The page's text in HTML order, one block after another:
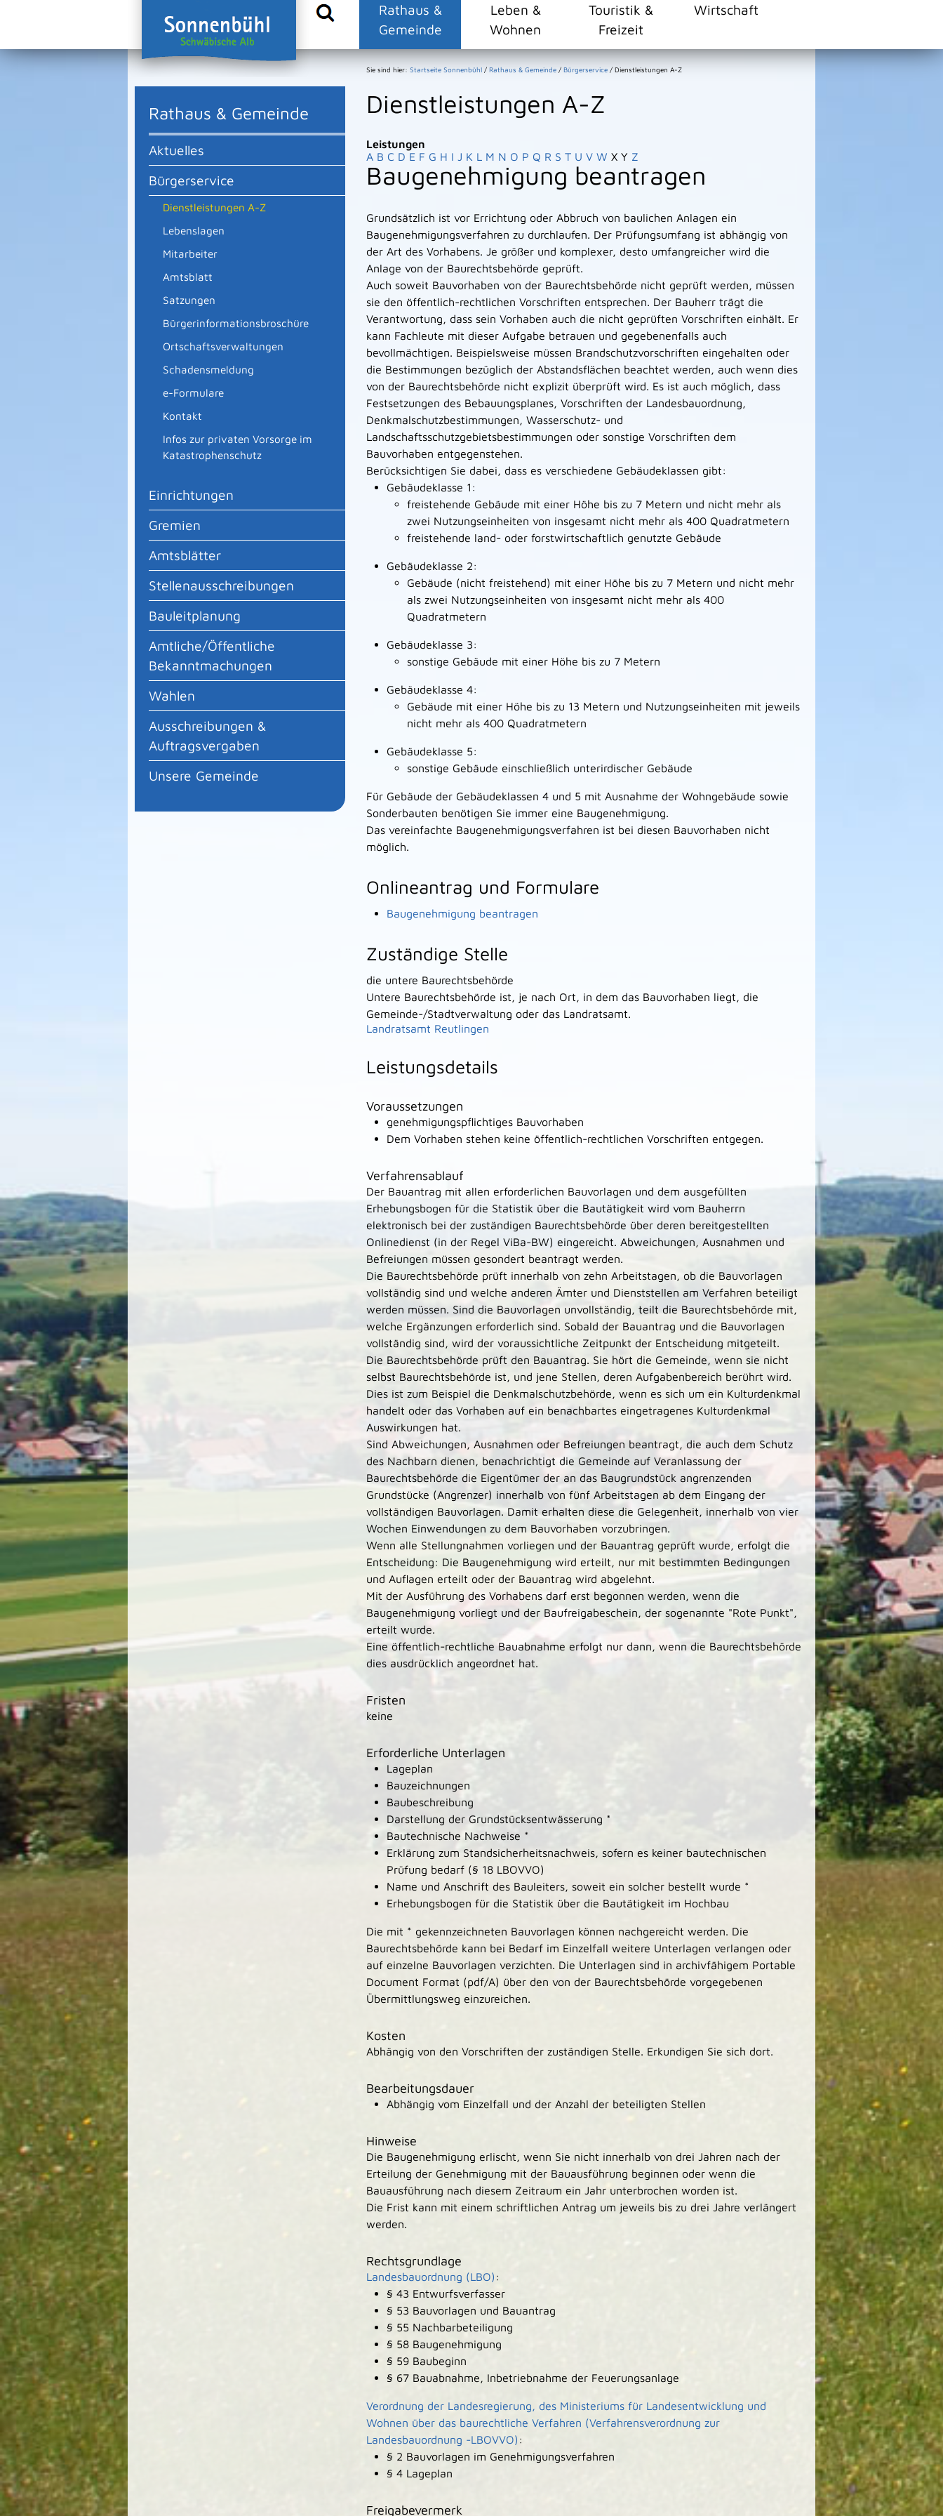
Rathaus &
Gemeinde
Leben &
Wohnen
Touristik &
Freizeit
Wirtschaft
Rathaus & Gemeinde
Aktuelles
Bürgerservice
Dienstleistungen A-Z
Lebenslagen
Mitarbeiter
Amtsblatt
Satzungen
Bürgerinformationsbroschüre
Ortschaftsverwaltungen
Schadensmeldung
e-Formulare
Kontakt
Infos zur privaten Vorsorge im
Katastrophenschutz
Einrichtungen
Gremien
Amtsblätter
Stellenausschreibungen
Bauleitplanung
Amtliche/Öffentliche
Bekanntmachungen
Wahlen
Ausschreibungen &
Auftragsvergaben
Unsere Gemeinde
Sie sind hier: Startseite Sonnenbühl / Rathaus & Gemeinde / Bürgerservice / Dienstleistungen A-Z
Dienstleistungen A-Z
Leistungen
A B C D E F G H I J K L M N O P Q R S T U V W X Y Z
Baugenehmigung beantragen
Grundsätzlich ist vor Errichtung oder Abbruch von baulichen Anlagen ein
Baugenehmigungsverfahren zu durchlaufen. Der Prüfungsumfang ist abhängig von
der Art des Vorhabens. Je größer und komplexer, desto umfangreicher wird die
Anlage von der Baurechtsbehörde geprüft.
Auch soweit Bauvorhaben von der Baurechtsbehörde nicht geprüft werden, müssen
sie den öffentlich-rechtlichen Vorschriften entsprechen. Der Bauherr trägt die
Verantwortung, dass sein Vorhaben auch die nicht geprüften Vorschriften einhält. Er
kann Fachleute mit dieser Aufgabe betrauen und gegebenenfalls auch
bevollmächtigen. Beispielsweise müssen Brandschutzvorschriften eingehalten oder
die Bestimmungen bezüglich der Abstandsflächen beachtet werden, auch wenn dies
von der Baurechtsbehörde nicht explizit überprüft wird. Es ist auch möglich, dass
Festsetzungen des Bebauungsplanes, Vorschriften der Landesbauordnung,
Denkmalschutzbestimmungen, Wasserschutz- und
Landschaftsschutzgebietsbestimmungen oder sonstige Vorschriften dem
Bauvorhaben entgegenstehen.
Berücksichtigen Sie dabei, dass es verschiedene Gebäudeklassen gibt:
Gebäudeklasse 1:
freistehende Gebäude mit einer Höhe bis zu 7 Metern und nicht mehr als
zwei Nutzungseinheiten von insgesamt nicht mehr als 400 Quadratmetern
freistehende land- oder forstwirtschaftlich genutzte Gebäude
Gebäudeklasse 2:
Gebäude (nicht freistehend) mit einer Höhe bis zu 7 Metern und nicht mehr
als zwei Nutzungseinheiten von insgesamt nicht mehr als 400
Quadratmetern
Gebäudeklasse 3:
sonstige Gebäude mit einer Höhe bis zu 7 Metern
Gebäudeklasse 4:
Gebäude mit einer Höhe bis zu 13 Metern und Nutzungseinheiten mit jeweils
nicht mehr als 400 Quadratmetern
Gebäudeklasse 5:
sonstige Gebäude einschließlich unterirdischer Gebäude
Für Gebäude der Gebäudeklassen 4 und 5 mit Ausnahme der Wohngebäude sowie
Sonderbauten benötigen Sie immer eine Baugenehmigung.
Das vereinfachte Baugenehmigungsverfahren ist bei diesen Bauvorhaben nicht
möglich.
Onlineantrag und Formulare
Baugenehmigung beantragen
Zuständige Stelle
die untere Baurechtsbehörde
Untere Baurechtsbehörde ist, je nach Ort, in dem das Bauvorhaben liegt, die
Gemeinde-/Stadtverwaltung oder das Landratsamt.
Landratsamt Reutlingen
Leistungsdetails
Voraussetzungen
genehmigungspflichtiges Bauvorhaben
Dem Vorhaben stehen keine öffentlich-rechtlichen Vorschriften entgegen.
Verfahrensablauf
Der Bauantrag mit allen erforderlichen Bauvorlagen und dem ausgefüllten
Erhebungsbogen für die Statistik über die Bautätigkeit wird vom Bauherrn
elektronisch bei der zuständigen Baurechtsbehörde über deren bereitgestellten
Onlinedienst (in der Regel ViBa-BW) eingereicht. Abweichungen, Ausnahmen und
Befreiungen müssen gesondert beantragt werden.
Die Baurechtsbehörde prüft innerhalb von zehn Arbeitstagen, ob die Bauvorlagen
vollständig sind und welche anderen Ämter und Dienststellen am Verfahren beteiligt
werden müssen. Sind die Bauvorlagen unvollständig, teilt die Baurechtsbehörde mit,
welche Ergänzungen erforderlich sind. Sobald der Bauantrag und die Bauvorlagen
vollständig sind, wird der voraussichtliche Zeitpunkt der Entscheidung mitgeteilt.
Die Baurechtsbehörde prüft den Bauantrag. Sie hört die Gemeinde, wenn sie nicht
selbst Baurechtsbehörde ist, und jene Stellen, deren Aufgabenbereich berührt wird.
Dies ist zum Beispiel die Denkmalschutzbehörde, wenn es sich um ein Kulturdenkmal
handelt oder das Vorhaben auf ein benachbartes eingetragenes Kulturdenkmal
Auswirkungen hat.
Sind Abweichungen, Ausnahmen oder Befreiungen beantragt, die auch dem Schutz
des Nachbarn dienen, benachrichtigt die Gemeinde auf Veranlassung der
Baurechtsbehörde die Eigentümer der an das Baugrundstück angrenzenden
Grundstücke (Angrenzer) innerhalb von fünf Arbeitstagen ab dem Eingang der
vollständigen Bauvorlagen. Damit erhalten diese die Gelegenheit, innerhalb von vier
Wochen Einwendungen zu dem Bauvorhaben vorzubringen.
Wenn alle Stellungnahmen vorliegen und der Bauantrag geprüft wurde, erfolgt die
Entscheidung: Die Baugenehmigung wird erteilt, nur mit bestimmten Bedingungen
und Auflagen erteilt oder der Bauantrag wird abgelehnt.
Mit der Ausführung des Vorhabens darf erst begonnen werden, wenn die
Baugenehmigung vorliegt und der Baufreigabeschein, der sogenannte "Rote Punkt",
erteilt wurde.
Eine öffentlich-rechtliche Bauabnahme erfolgt nur dann, wenn die Baurechtsbehörde
dies ausdrücklich angeordnet hat.
Fristen
keine
Erforderliche Unterlagen
Lageplan
Bauzeichnungen
Baubeschreibung
Darstellung der Grundstücksentwässerung *
Bautechnische Nachweise *
Erklärung zum Standsicherheitsnachweis, sofern es keiner bautechnischen
Prüfung bedarf (§ 18 LBOVVO)
Name und Anschrift des Bauleiters, soweit ein solcher bestellt wurde *
Erhebungsbogen für die Statistik über die Bautätigkeit im Hochbau
Die mit * gekennzeichneten Bauvorlagen können nachgereicht werden. Die
Baurechtsbehörde kann bei Bedarf im Einzelfall weitere Unterlagen verlangen oder
auf einzelne Bauvorlagen verzichten. Die Unterlagen sind in archivfähigem Portable
Document Format (pdf/A) über den von der Baurechtsbehörde vorgegebenen
Übermittlungsweg einzureichen.
Kosten
Abhängig von den Vorschriften der zuständigen Stelle. Erkundigen Sie sich dort.
Bearbeitungsdauer
Abhängig vom Einzelfall und der Anzahl der beteiligten Stellen
Hinweise
Die Baugenehmigung erlischt, wenn Sie nicht innerhalb von drei Jahren nach der
Erteilung der Genehmigung mit der Bauausführung beginnen oder wenn die
Bauausführung nach diesem Zeitraum ein Jahr unterbrochen worden ist.
Die Frist kann mit einem schriftlichen Antrag um jeweils bis zu drei Jahre verlängert
werden.
Rechtsgrundlage
Landesbauordnung (LBO) :
§ 43 Entwurfsverfasser
§ 53 Bauvorlagen und Bauantrag
§ 55 Nachbarbeteiligung
§ 58 Baugenehmigung
§ 59 Baubeginn
§ 67 Bauabnahme, Inbetriebnahme der Feuerungsanlage
Verordnung der Landesregierung, des Ministeriums für Landesentwicklung und
Wohnen über das baurechtliche Verfahren (Verfahrensverordnung zur
Landesbauordnung -LBOVVO) :
§ 2 Bauvorlagen im Genehmigungsverfahren
§ 4 Lageplan
Freigabevermerk